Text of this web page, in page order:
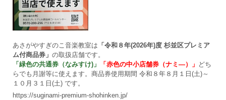
あさがやすぎのこ音楽教室は 「令和８年(2026年)度 杉並区プレミア
ム付商品券」 の取扱店舗です。
「緑色の共通券（なみすけ)」
「赤色の中小店舗券（ナミ―）」 どち
らでも月謝等に使えます。商品券使用期間 令和８年８月１日(土)～
１０月３１日(土) です。
https://suginami-premium-shohinken.jp/